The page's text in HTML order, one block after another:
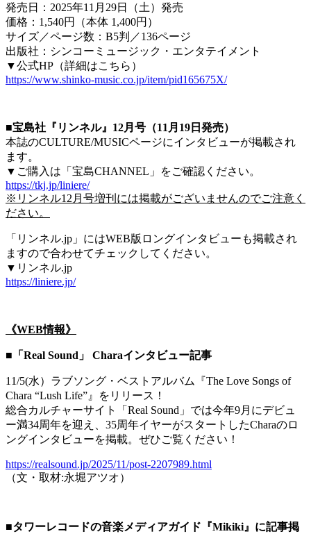
発売日：2025年11月29日（土）発売
価格：1,540円（本体 1,400円）
サイズ／ページ数：B5判／136ページ
出版社：シンコーミュージック・エンタテイメント
▼公式HP（詳細はこちら）
https://www.shinko-music.co.jp/item/pid165675X/
■宝島社『リンネル』12月号（11月19日発売）
本誌のCULTURE/MUSICページにインタビューが掲載され
ます。
▼ご購入は「宝島CHANNEL」をご確認ください。
https://tkj.jp/liniere/
※リンネル12月号増刊には掲載がございませんのでご注意く
ださい。
「リンネル.jp」にはWEB版ロングインタビューも掲載され
ますので合わせてチェックしてください。
▼リンネル.jp
https://liniere.jp/
《WEB情報》
■「Real Sound」 Charaインタビュー記事
11/5(水）ラブソング・ベストアルバム『The Love Songs of
Chara “Lush Life”』をリリース！
総合カルチャーサイト「Real Sound」では今年9月にデビュ
ー満34周年を迎え、35周年イヤーがスタートしたCharaのロ
ングインタビューを掲載。ぜひご覧ください！
https://realsound.jp/2025/11/post-2207989.html
（文・取材:永堀アツオ）
■タワーレコードの音楽メディアガイド『Mikiki』に記事掲